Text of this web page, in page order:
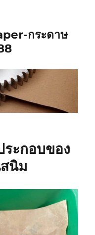
กระดาษ
ะกอบของ
นิม